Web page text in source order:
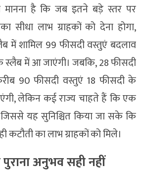
मानना है कि जब इतने बड़े स्तर पर
सीधा लाभ ग्राहकों को देना होगा,
में शामिल 99 फीसदी वस्तुएं बदलाव
स्लैब में आ जाएंगी। जबकि, 28 फीसदी
90 फीसदी वस्तुएं 18 फीसदी के
लेकिन कई राज्य चाहते हैं कि एक
जिससे यह सुनिश्चित किया जा सके कि
कटौती का लाभ ग्राहकों को मिले।
अनुभव सही नहीं